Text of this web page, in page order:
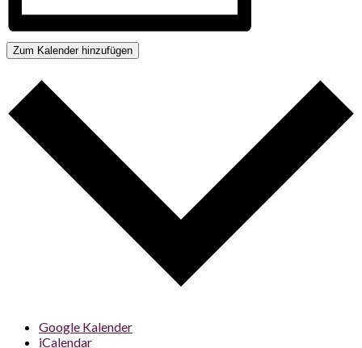
Zum Kalender hinzufügen
Google Kalender
iCalendar